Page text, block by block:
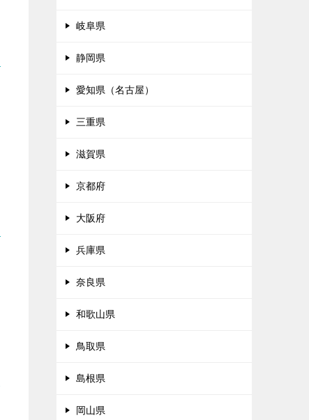
岐阜県
静岡県
愛知県（名古屋）
三重県
滋賀県
京都府
大阪府
兵庫県
奈良県
和歌山県
鳥取県
島根県
岡山県